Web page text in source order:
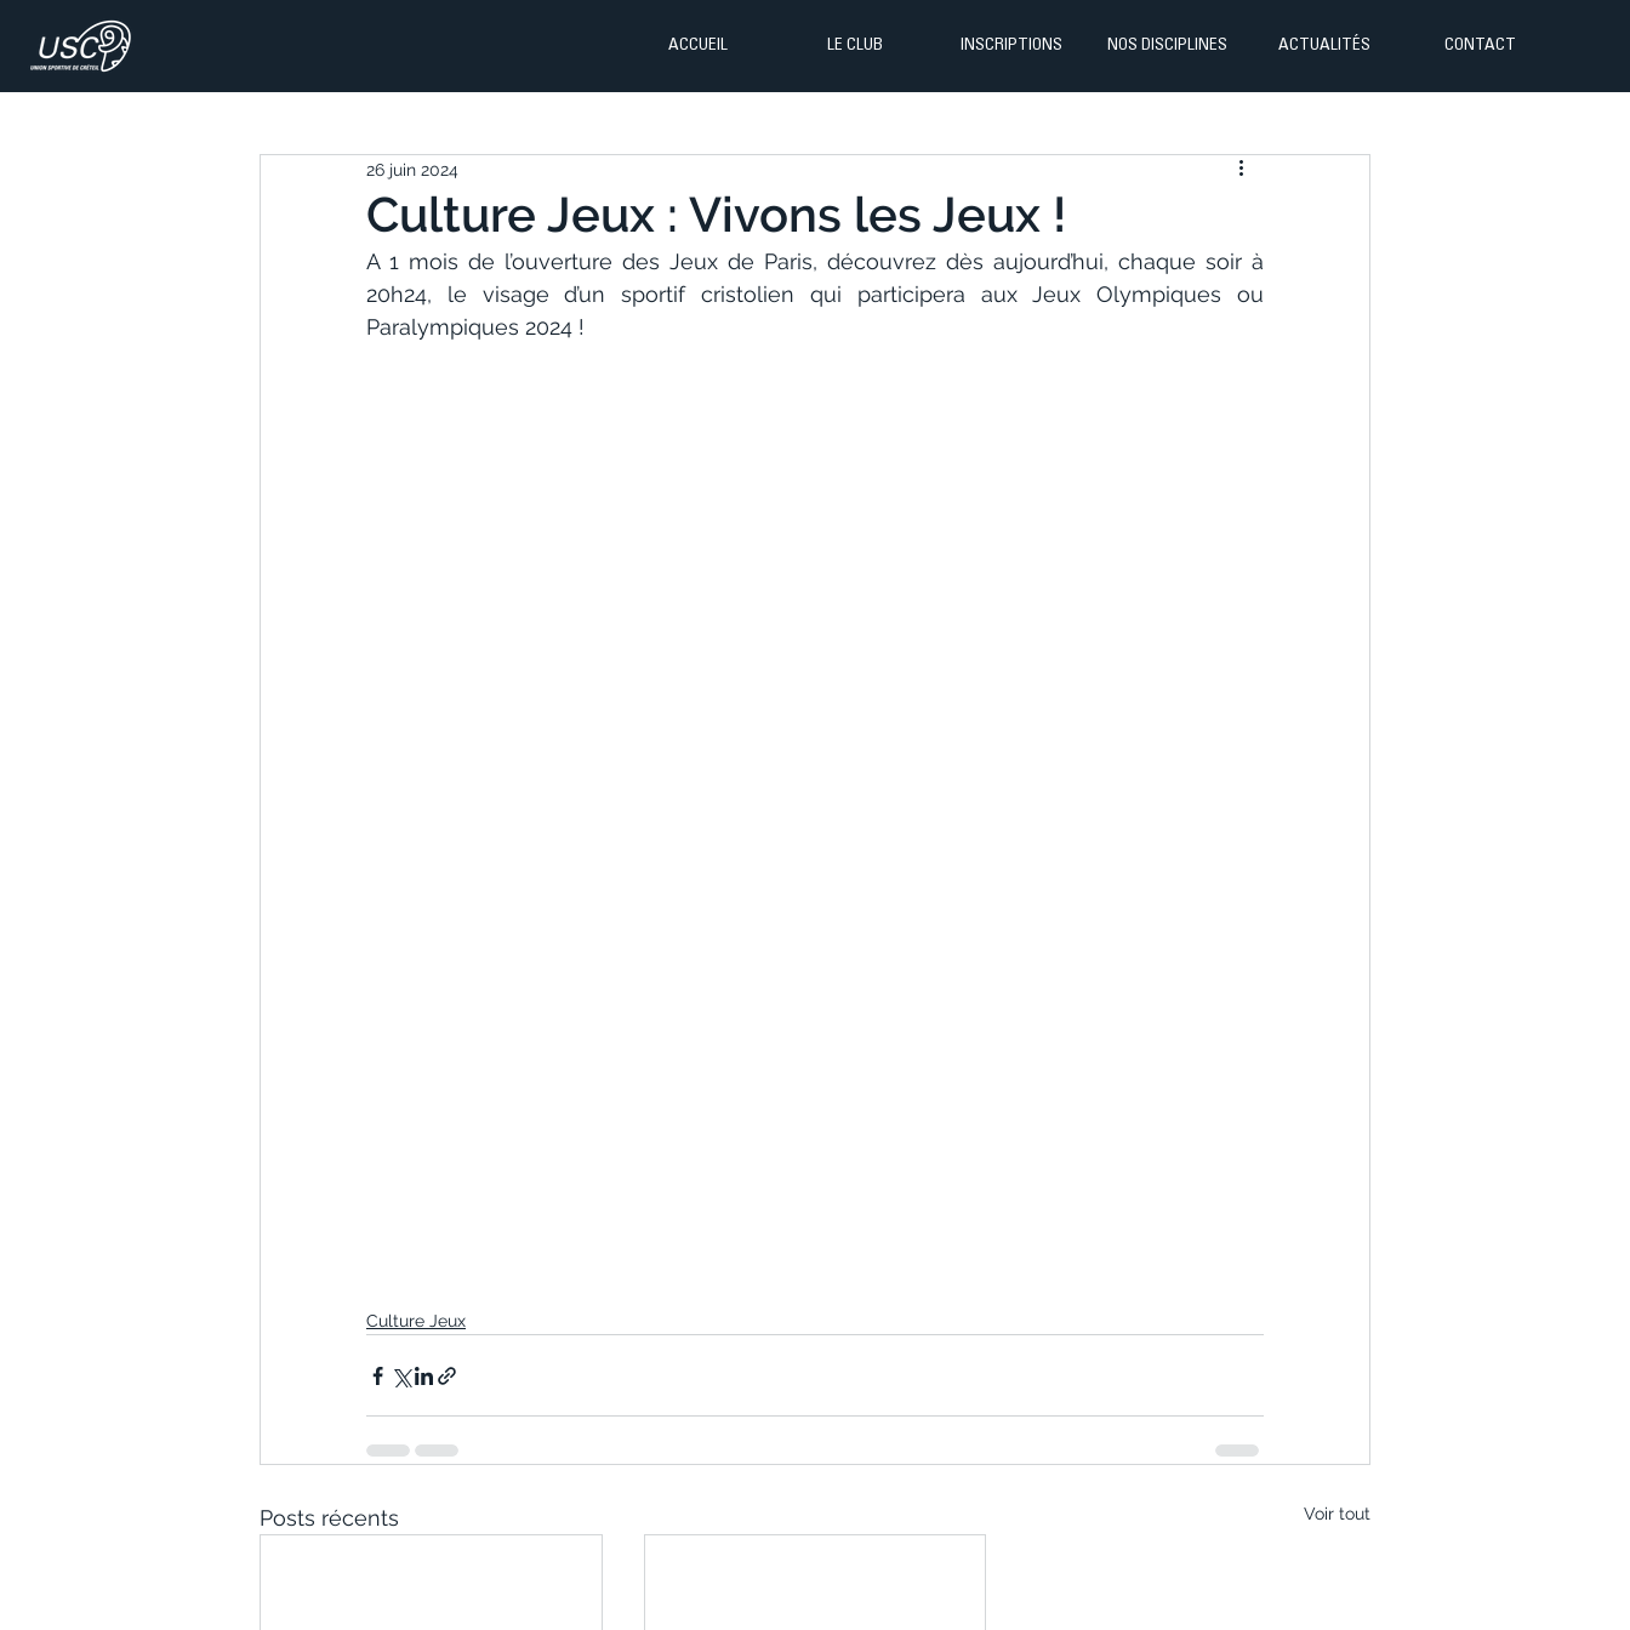
ACCUEIL LE CLUB INSCRIPTIONS NOS DISCIPLINES ACTUALITÉS CONTACT
Culture Jeux : Vivons les Jeux !
26 juin 2024
A 1 mois de l’ouverture des Jeux de Paris, découvrez dès aujourd’hui, chaque soir à
20h24, le visage d’un sportif cristolien qui participera aux Jeux Olympiques ou
Paralympiques 2024 !
Culture Jeux
Posts récents Voir tout